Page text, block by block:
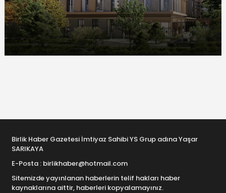
Birlik Haber Gazetesi İmtiyaz Sahibi YS Grup adına Yaşar
SARIKAYA
E-Posta : birlikhaber@hotmail.com
Sitemizde yayınlanan haberlerin telif hakları haber
kaynaklarına aittir, haberleri kopyalamayınız.